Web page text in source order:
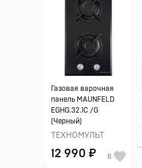
Газовая варочная
панель MAUNFELD
EGHG.32.1C /G
(Черный)
ТЕХНОМУЛЬТ
12 990 ₽ 8